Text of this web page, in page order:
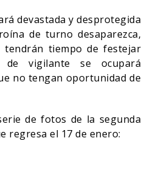
devastada y desprotegida
de turno desaparezca,
tiempo de festejar
vigilante se ocupará
no tengan oportunidad de
de fotos de la segunda
regresa el 17 de enero: